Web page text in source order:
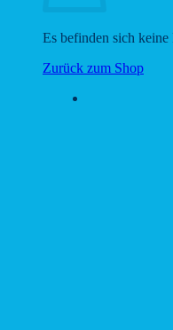
Es befinden sich
Zurück zum Shop